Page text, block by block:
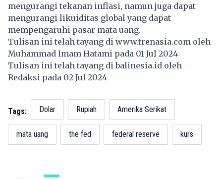
mengurangi tekanan inflasi, namun juga dapat
mengurangi likuiditas global yang dapat
mempengaruhi pasar mata uang.
Tulisan ini telah tayang di www.trenasia.com oleh
Muhammad Imam Hatami pada 01 Jul 2024
Tulisan ini telah tayang dibalinesia.id oleh
Redaksi pada 02 Jul 2024
Tags: Dolar Rupiah Amerika Serikat
mata uang the fed federal reserve kurs